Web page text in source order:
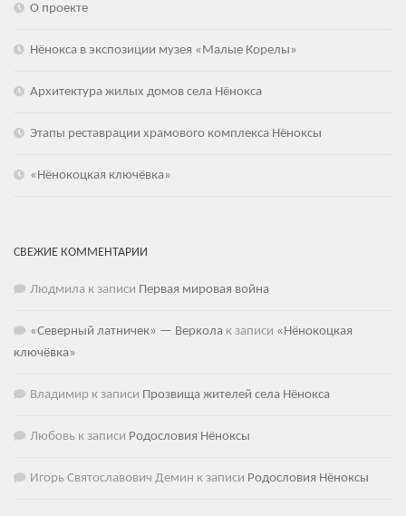
О проекте
Нёнокса в экспозиции музея «Малые Корелы»
Архитектура жилых домов села Нёнокса
Этапы реставрации храмового комплекса Нёноксы
«Нёнокоцкая ключёвка»
СВЕЖИЕ КОММЕНТАРИИ
Людмила к записи Первая мировая война
«Северный латничек» — Веркола к записи «Нёнокоцкая
ключёвка»
Владимир к записи Прозвища жителей села Нёнокса
Любовь к записи Родословия Нёноксы
Игорь Святославович Демин к записи Родословия Нёноксы